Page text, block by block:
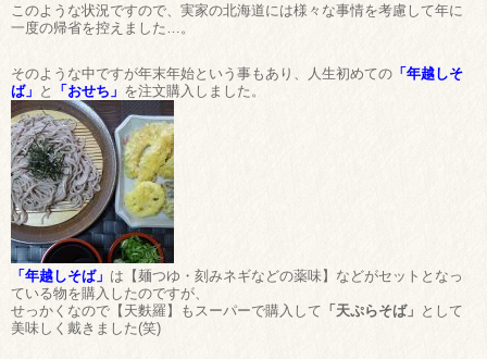
このような状況ですので、実家の北海道には様々な事情を考慮して年に
一度の帰省を控えました…。
そのような中ですが年末年始という事もあり、人生初めての 「年越しそ
ば」 と 「おせち」 を注文購入しました。
「年越しそば」 は【麺つゆ・刻みネギなどの薬味】などがセットとなっ
ている物を購入したのですが、
せっかくなので【天麩羅】もスーパーで購入して 「天ぷらそば」 として
美味しく戴きました(笑)